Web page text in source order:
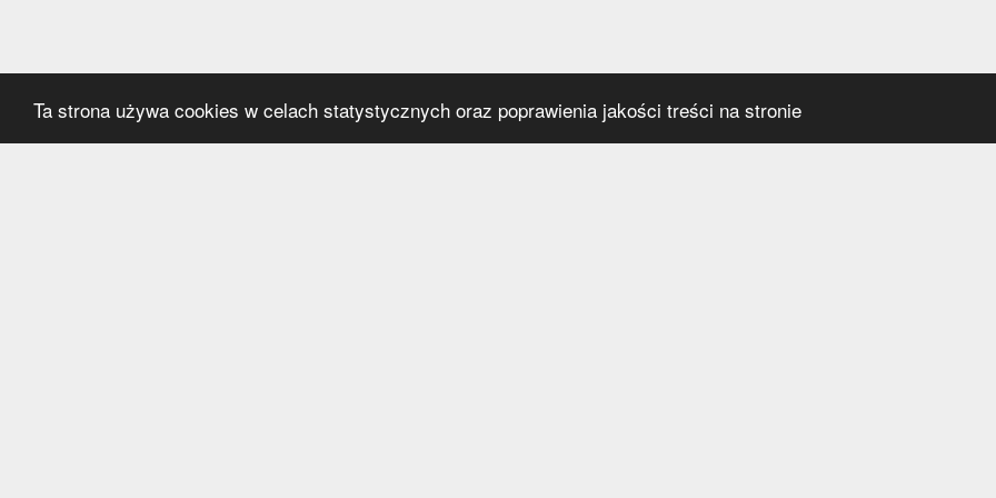
Ta strona używa cookies w celach statystycznych oraz poprawienia jakości treści na stronie